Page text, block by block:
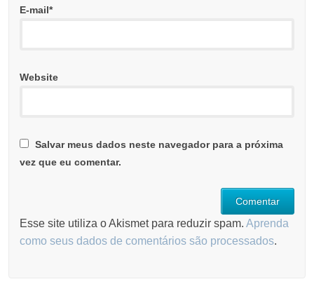
E-mail*
Website
Salvar meus dados neste navegador para a próxima
vez que eu comentar.
Esse site utiliza o Akismet para reduzir spam.Aprenda
como seus dados de comentários são processados.